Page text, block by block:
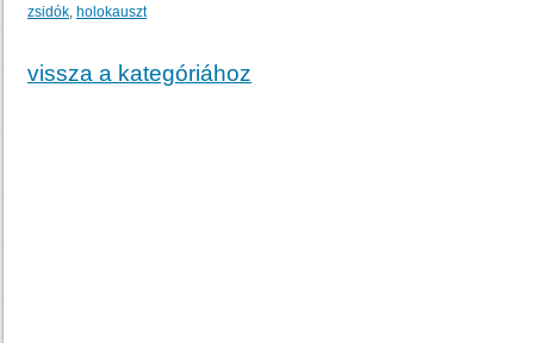
zsidók, holokauszt
vissza a kategóriához